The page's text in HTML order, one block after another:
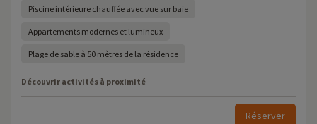
Piscine intérieure chauffée avec vue sur baie
Appartements modernes et lumineux
Plage de sable à 50 mètres de la résidence
Découvrir activités à proximité
Réserver